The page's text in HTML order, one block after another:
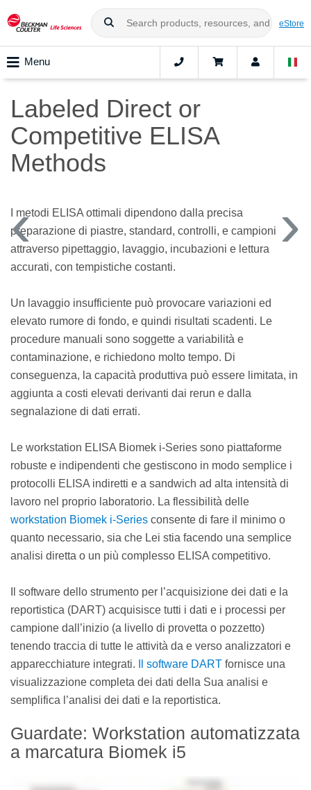
eStore
Menu
Labeled Direct or
Competitive ELISA
Methods
I metodi ELISA ottimali dipendono dalla precisa
preparazione di piastre, standard, controlli, e campioni
attraverso pipettaggio, lavaggio, incubazioni e lettura
accurati, con tempistiche costanti.
Un lavaggio insufficiente può provocare variazioni ed
elevato rumore di fondo, e quindi risultati scadenti. Le
procedure manuali sono soggette a variabilità e
contaminazione, e richiedono molto tempo. Di
conseguenza, la capacità produttiva può essere limitata, in
aggiunta a costi elevati derivanti dai rerun e dalla
segnalazione di dati errati.
Le workstation ELISA Biomek i-Series sono piattaforme
robuste e indipendenti che gestiscono in modo semplice i
protocolli ELISA indiretti e a sandwich ad alta intensità di
lavoro nel proprio laboratorio. La flessibilità delle
workstation Biomek i-Series consente di fare il minimo o
quanto necessario, sia che Lei stia facendo una semplice
analisi diretta o un più complesso ELISA competitivo.
Il software dello strumento per l’acquisizione dei dati e la
reportistica (DART) acquisisce tutti i dati e i processi per
campione dall’inizio (a livello di provetta o pozzetto)
tenendo traccia di tutte le attività da e verso analizzatori e
apparecchiature integrati.
Il software DART fornisce una
visualizzazione completa dei dati della Sua analisi e
semplifica l’analisi dei dati e la reportistica.
Guardate: Workstation automatizzata
a marcatura Biomek i5